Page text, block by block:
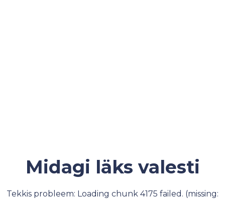
Midagi läks valesti
Tekkis probleem: Loading chunk 4175 failed. (missing: